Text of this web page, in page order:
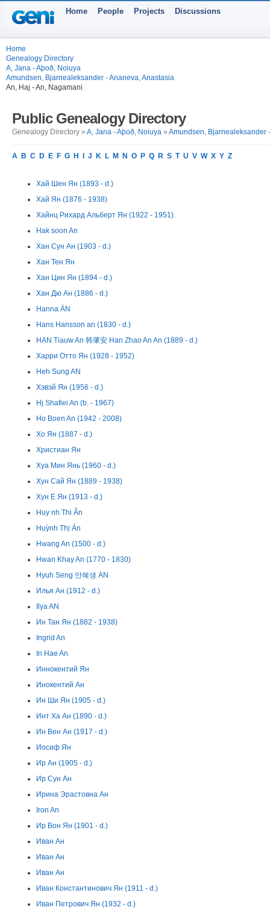
Home People Projects Discussions
Home
Genealogy Directory
A, Jana - Aþoð, Noiuya
Amundsen, Bjarnealeksander - Ananeva, Anastasia
An, Haj - An, Nagamani
Public Genealogy Directory
Genealogy Directory » A, Jana - Aþoð, Noiuya » Amundsen, Bjarnealeksander
A B C D E F G H J K L M N O P Q R S T U V W X Y Z
Хай Шен Ян (1893 - d.)
Хай Ян (1876 - 1938)
Хайнц Рихард Альберт Ян (1922 - 1951)
Hak soon An
Хан Сун Ан (1903 - d.)
Хан Тен Ян
Хан Цин Ян (1894 - d.)
Хан Дю Ан (1886 - d.)
Hanna ÄN
Hans Hansson an (1830 - d.)
HAN Tiauw An 韩肇安 Han Zhao An An (1889 - d.)
Харри Отто Ян (1928 - 1952)
Heh Sung AN
Хэвэй Ян (1956 - d.)
Hj Shafiei An (b. - 1967)
Ho Boen An (1942 - 2008)
Хо Ян (1887 - d.)
Христиан Ян
Хуа Мин Янь (1960 - d.)
Хун Сай Ян (1889 - 1938)
Хун Е Ян (1913 - d.)
Huy nh Thi Ân
Huỳnh Thị Án
Hwang An (1500 - d.)
Hwan Khay An (1770 - 1830)
Hyuh Seng 안혜생 AN
Илья Ан (1912 - d.)
Ilya AN
Ин Тан Ян (1882 - 1938)
Ingrid An
In Hae An
Иннокентий Ян
Инокентий Ан
Ин Ши Ян (1905 - d.)
Инт Ха Ан (1890 - d.)
Ин Вен Ан (1917 - d.)
Иосиф Ян
Ир Ан (1905 - d.)
Ир Сун Ан
Ирина Эрастовна Ан
Iron An
Ир Вон Ян (1901 - d.)
Иван Ан
Иван Ан
Иван Ан
Иван Константинович Ян (1911 - d.)
Иван Петрович Ян (1932 - d.)